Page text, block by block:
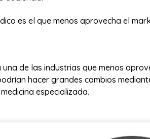
es el que menos aprovecha el
una de las industrias que menos
hacer grandes cambios
especializada.